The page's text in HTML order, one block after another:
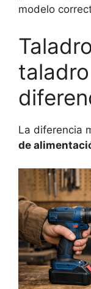
modelo
La diferencia
de